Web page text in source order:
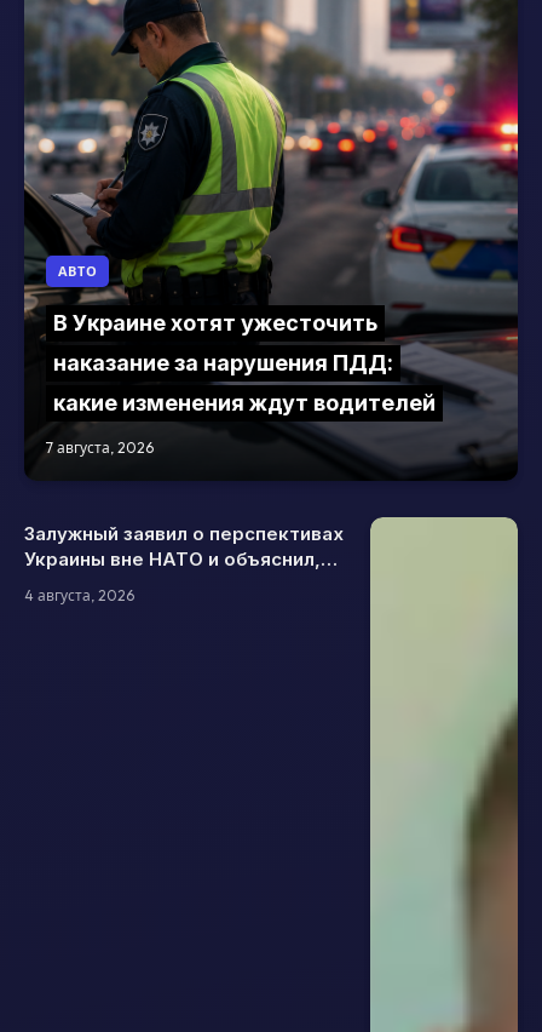
АВТО
В Украине хотят ужесточить
наказание за нарушения ПДД:
какие изменения ждут водителей
7 августа, 2026
Залужный заявил о перспективах
Украины вне НАТО и объяснил,
какой формат безопасности
считает эффективным
4 августа, 2026